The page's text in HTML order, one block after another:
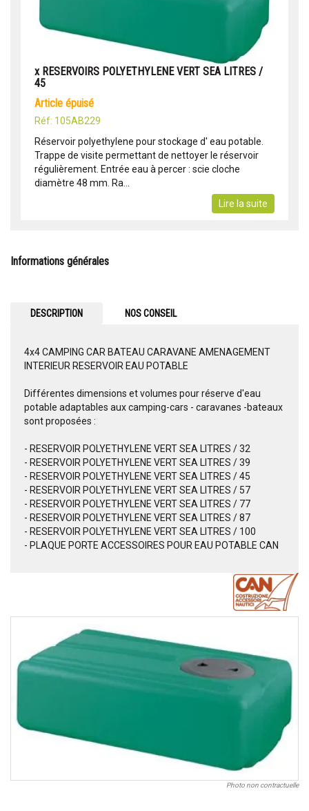
x RESERVOIRS POLYETHYLENE VERT SEA LITRES /
45
article épuisé
Réf: 105AB229
Réservoir polyethylene pour stockage d' eau potable.
Trappe de visite permettant de nettoyer le réservoir
régulièrement. Entrée eau à percer : scie cloche
diamètre 48 mm. Ra...
Lire la suite
Informations générales
DESCRIPTION NOS CONSEIL
4x4 CAMPING CAR BATEAU CARAVANE AMENAGEMENT
INTERIEUR RESERVOIR EAU POTABLE
Différentes dimensions et volumes pour réserve d'eau
potable adaptables aux camping-cars - caravanes -bateaux
sont proposées :
- RESERVOIR POLYETHYLENE VERT SEA LITRES / 32
- RESERVOIR POLYETHYLENE VERT SEA LITRES / 39
- RESERVOIR POLYETHYLENE VERT SEA LITRES / 45
- RESERVOIR POLYETHYLENE VERT SEA LITRES / 57
- RESERVOIR POLYETHYLENE VERT SEA LITRES / 77
- RESERVOIR POLYETHYLENE VERT SEA LITRES / 87
- RESERVOIR POLYETHYLENE VERT SEA LITRES / 100
- PLAQUE PORTE ACCESSOIRES POUR EAU POTABLE CAN
Photo non contractuelle